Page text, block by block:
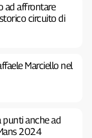
ad affrontare
circuito di
Marciello nel
punti anche ad
2024